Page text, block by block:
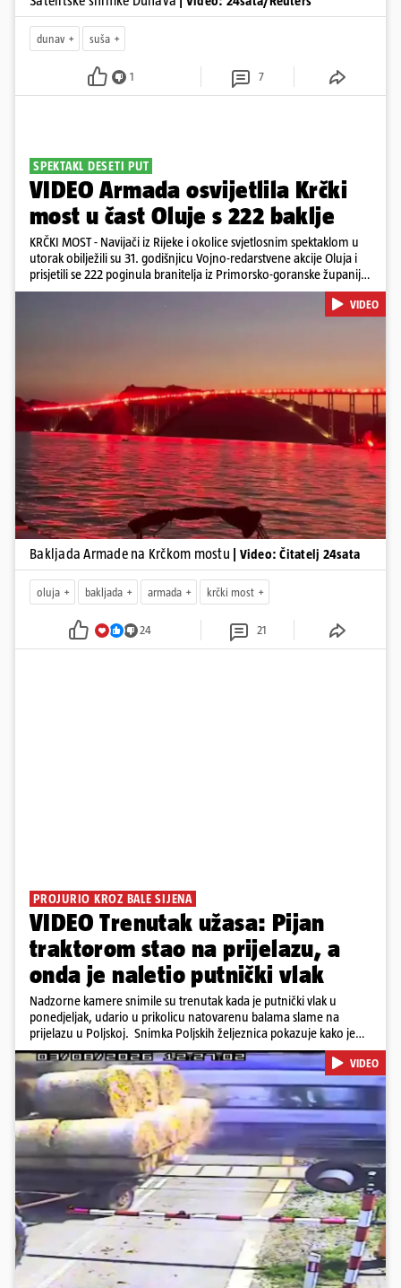
dunav suša
1 7
SPEKTAKL DESETI PUT
VIDEO Armada osvijetlila Krčki
most u čast Oluje s 222 baklje
KRČKI MOST - Navijači iz Rijeke i okolice svjetlosnim spektaklom u
utorak obilježili su 31. godišnjicu Vojno-redarstvene akcije Oluja i
prisjetili se 222 poginula branitelja iz Primorsko-goranske županije.
Bakljadu su priredili desetu godinu zaredom, a gledali su je s kopna
Pokretanje videa...
VIDEO
Bakljada Armade na Krčkom mostu | Video: Čitatelj 24sata
oluja bakljada armada krčki most
24 21
PROJURIO KROZ BALE SIJENA
VIDEO Trenutak užasa: Pijan
traktorom stao na prijelazu, a
onda je naletio putnički vlak
Nadzorne kamere snimile su trenutak kada je putnički vlak u
ponedjeljak, udario u prikolicu natovarenu balama slame na
prijelazu u Poljskoj. Snimka Poljskih željeznica pokazuje kako je
vozač traktora krenuo preko pruge dok su se rampe spuštale i
signalna svjetla bila uključena, a zatim se zaustavio dok su prikolice
ostale na tračnicama. Vlak je ubrzo udario u njih i probio se kroz
teret. U nesreći nije bilo ozlijeđenih. Iz PKP-a su priopćili da je
vozač traktora bio pod utjecajem alkohola te da je ugrozio živote
oko 500 putnika.
Pokretanje videa...
VIDEO